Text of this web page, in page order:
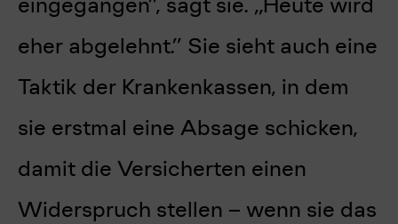
eher abgelehnt.” Sie sieht auch eine
Taktik der Krankenkassen, in dem
sie erstmal eine Absage schicken,
damit die Versicherten einen
Widerspruch stellen – wenn sie das